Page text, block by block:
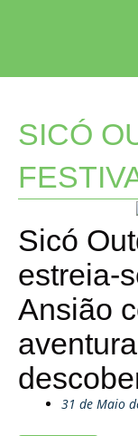
SICÓ
Sicó
estreia-
Ansião
31 de Maio